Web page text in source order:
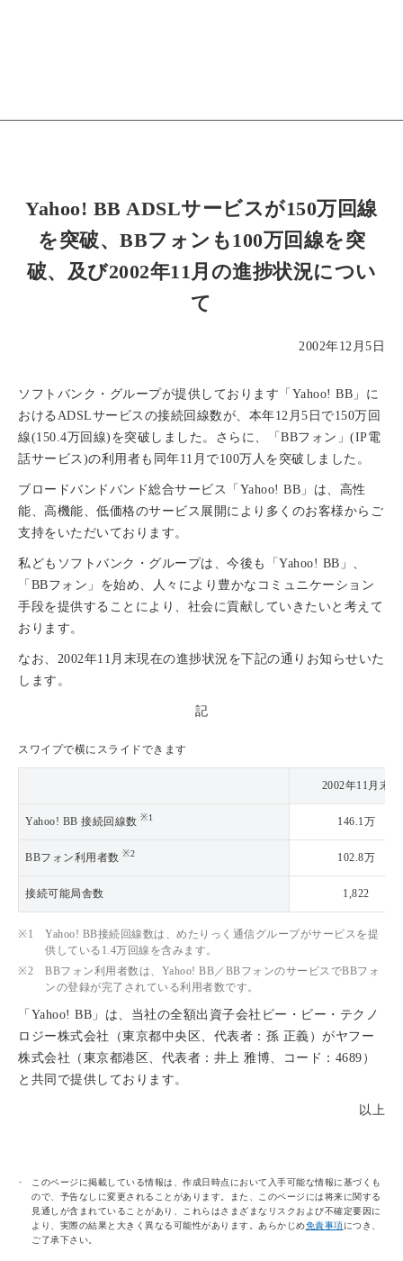
Yahoo! BB ADSLサービスが150万回線
を突破、BBフォンも100万回線を突
破、及び2002年11月の進捗状況につい
て
2002年12月5日
ソフトバンク・グループが提供しております「Yahoo! BB」に
おけるADSLサービスの接続回線数が、本年12月5日で150万回
線(150.4万回線)を突破しました。さらに、「BBフォン」(IP電
話サービス)の利用者も同年11月で100万人を突破しました。
ブロードバンドバンド総合サービス「Yahoo! BB」は、高性
能、高機能、低価格のサービス展開により多くのお客様からご
支持をいただいております。
私どもソフトバンク・グループは、今後も「Yahoo! BB」、
「BBフォン」を始め、人々により豊かなコミュニケーション
手段を提供することにより、社会に貢献していきたいと考えて
おります。
なお、2002年11月末現在の進捗状況を下記の通りお知らせいた
します。
記
スワイプで横にスライドできます
2002年11月末
Yahoo! BB 接続回線数 ※1 146.1万
BBフォン利用者数 ※2 102.8万
接続可能局舎数 1,822
※1
Yahoo! BB接続回線数は、めたりっく通信グループがサービスを提
供している1.4万回線を含みます。
※2
BBフォン利用者数は、Yahoo! BB／BBフォンのサービスでBBフォ
ンの登録が完了されている利用者数です。
「Yahoo! BB」は、当社の全額出資子会社ビー・ビー・テクノ
ロジー株式会社（東京都中央区、代表者：孫 正義）がヤフー
株式会社（東京都港区、代表者：井上 雅博、コード：4689）
と共同で提供しております。
以上
このページに掲載している情報は、作成日時点において入手可能な情報に基づくも
ので、予告なしに変更されることがあります。また、このページには将来に関する
見通しが含まれていることがあり、これらはさまざまなリスクおよび不確定要因に
より、実際の結果と大きく異なる可能性があります。あらかじめ免責事項につき、
ご了承下さい。